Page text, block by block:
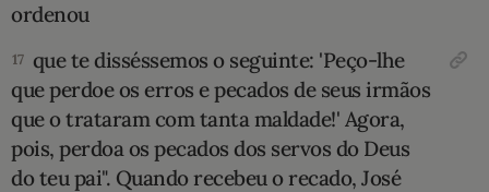
ordenou
17 que te disséssemos o seguinte: 'Peço-lhe
que perdoe os erros e pecados de seus ir­mãos
que o trataram com tanta maldade!' Agora,
pois, perdoa os pecados dos servos do Deus
do teu pai". Quan­do recebeu o recado, José